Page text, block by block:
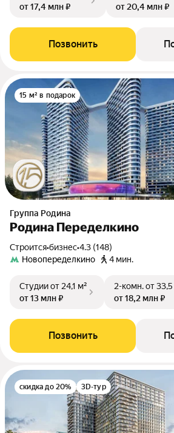
от 17,4 млн ₽
от 20,4 млн ₽
Позвонить
15 м² в подарок
Группа Родина
Родина Переделкино
Строится•бизнес•4.3 (148)
Новопеределкино
4 мин.
Студииот 24,1 м²
от 13 млн ₽
2-комн.от
от 18,2 млн ₽
Позвонить
скидка до 20% 3D-тур